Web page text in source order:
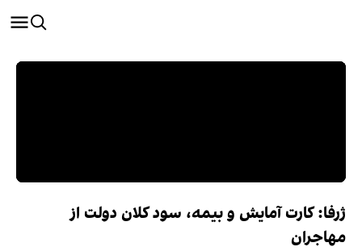
ژرفا: کارت آمایش و بیمه، سود کلان دولت از
مهاجران